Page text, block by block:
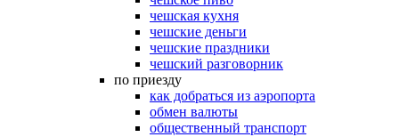
чешская кухня
чешские деньги
чешские праздники
чешский разговорник
по приезду
как добраться из аэропорта
обмен валюты
общественный транспорт